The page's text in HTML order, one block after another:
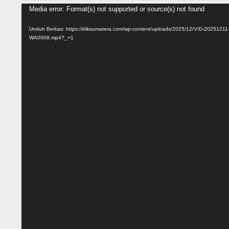
Pemutar
Media error: Format(s) not supported or source(s) not found
Unduh Berkas: https://kliksumatera.com/wp-content/uploads/2025/12/VID-20251211-
WA0008.mp4?_=1